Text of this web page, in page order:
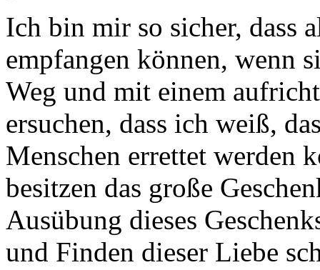
Ich bin mir so sicher, dass
empfangen können, wenn
Weg und mit einem
ersuchen, dass ich weiß,
Menschen errettet werden
besitzen das große
Ausübung dieses
und Finden dieser Liebe